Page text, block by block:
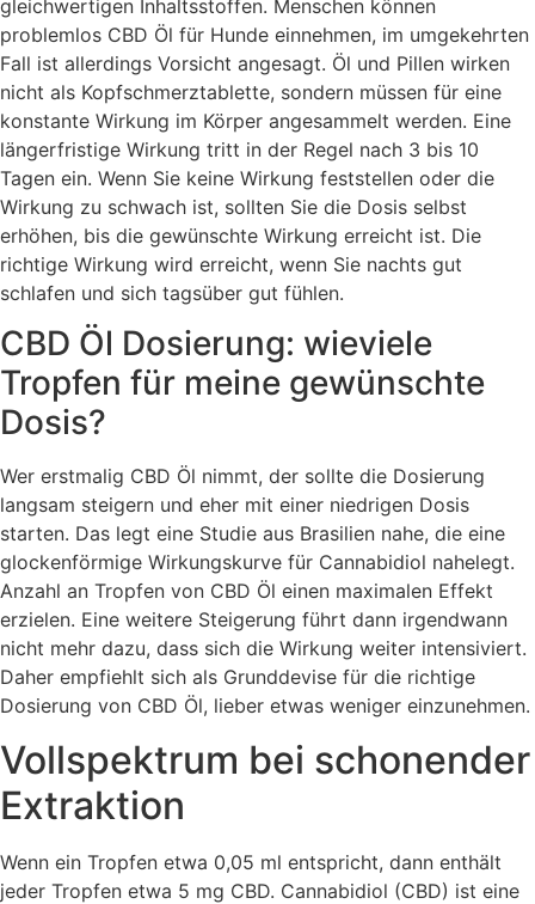
gleichwertigen Inhaltsstoffen. Menschen können
problemlos CBD Öl für Hunde einnehmen, im umgekehrten
Fall ist allerdings Vorsicht angesagt. Öl und Pillen wirken
nicht als Kopfschmerztablette, sondern müssen für eine
konstante Wirkung im Körper angesammelt werden. Eine
längerfristige Wirkung tritt in der Regel nach 3 bis 10
Tagen ein. Wenn Sie keine Wirkung feststellen oder die
Wirkung zu schwach ist, sollten Sie die Dosis selbst
erhöhen, bis die gewünschte Wirkung erreicht ist. Die
richtige Wirkung wird erreicht, wenn Sie nachts gut
schlafen und sich tagsüber gut fühlen.
CBD Öl Dosierung: wieviele
Tropfen für meine gewünschte
Dosis?
Wer erstmalig CBD Öl nimmt, der sollte die Dosierung
langsam steigern und eher mit einer niedrigen Dosis
starten. Das legt eine Studie aus Brasilien nahe, die eine
glockenförmige Wirkungskurve für Cannabidiol nahelegt.
Anzahl an Tropfen von CBD Öl einen maximalen Effekt
erzielen. Eine weitere Steigerung führt dann irgendwann
nicht mehr dazu, dass sich die Wirkung weiter intensiviert.
Daher empfiehlt sich als Grunddevise für die richtige
Dosierung von CBD Öl, lieber etwas weniger einzunehmen.
Vollspektrum bei schonender
Extraktion
Wenn ein Tropfen etwa 0,05 ml entspricht, dann enthält
jeder Tropfen etwa 5 mg CBD. Cannabidiol (CBD) ist eine